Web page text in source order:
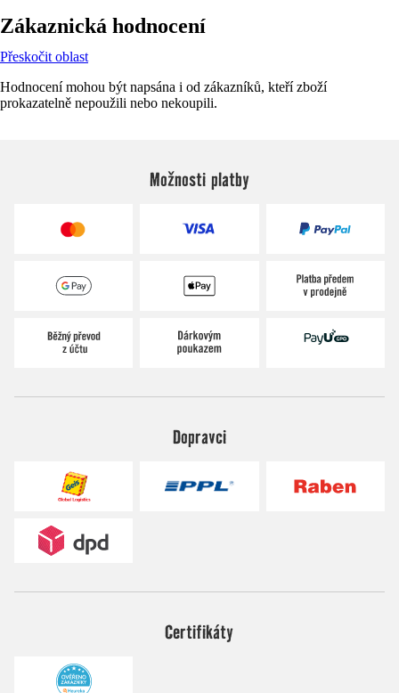
Zákaznická hodnocení
Přeskočit oblast
Hodnocení mohou být napsána i od zákazníků, kteří zboží
prokazatelně nepoužili nebo nekoupili.
Možnosti platby
Dopravci
Certifikáty